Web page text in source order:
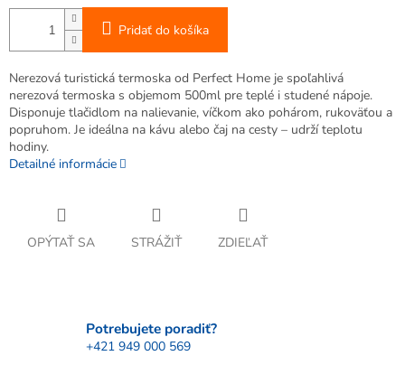
Pridať do košíka
Nerezová turistická termoska od Perfect Home je spoľahlivá
nerezová termoska s objemom 500ml pre teplé i studené nápoje.
Disponuje tlačidlom na nalievanie, víčkom ako pohárom, rukoväťou a
popruhom. Je ideálna na kávu alebo čaj na cesty – udrží teplotu
hodiny.
Detailné informácie
OPÝTAŤ SA STRÁŽIŤ ZDIEĽAŤ
Potrebujete poradiť?
+421 949 000 569